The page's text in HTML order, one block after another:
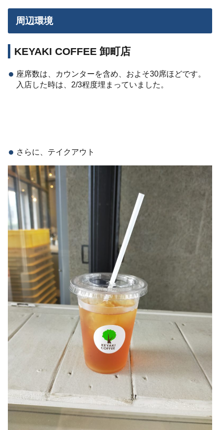
周辺環境
KEYAKI COFFEE 卸町店
座席数は、カウンターを含め、およそ30席ほどです。
入店した時は、2/3程度埋まっていました。
さらに、テイクアウト